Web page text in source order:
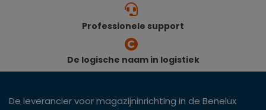
Professionele support
De logische naam in logistiek
De leverancier voor magazijninrichting in de Benelux